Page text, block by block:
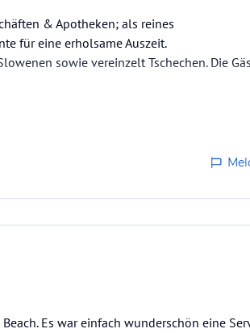
& Apotheken; als reines
für eine erholsame Auszeit.
sowie vereinzelt Tschechen. Die
Es war einfach wunderschön eine